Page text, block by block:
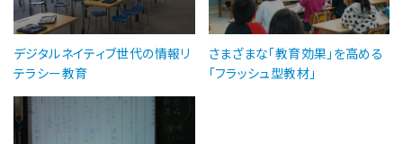
デジタルネイティブ世代の情報リ
テラシー教育
さまざまな「教育効果」を高める
「フラッシュ型教材」